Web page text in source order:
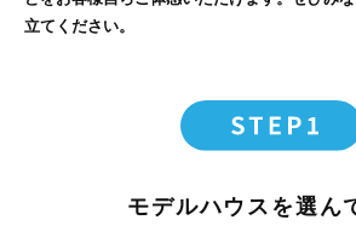
立てください。
モデルハウスを選ん